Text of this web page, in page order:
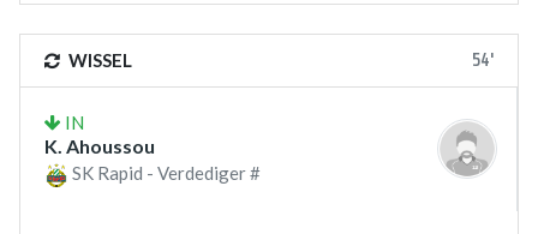
WISSEL 54'
IN
K. Ahoussou
SK Rapid - Verdediger #